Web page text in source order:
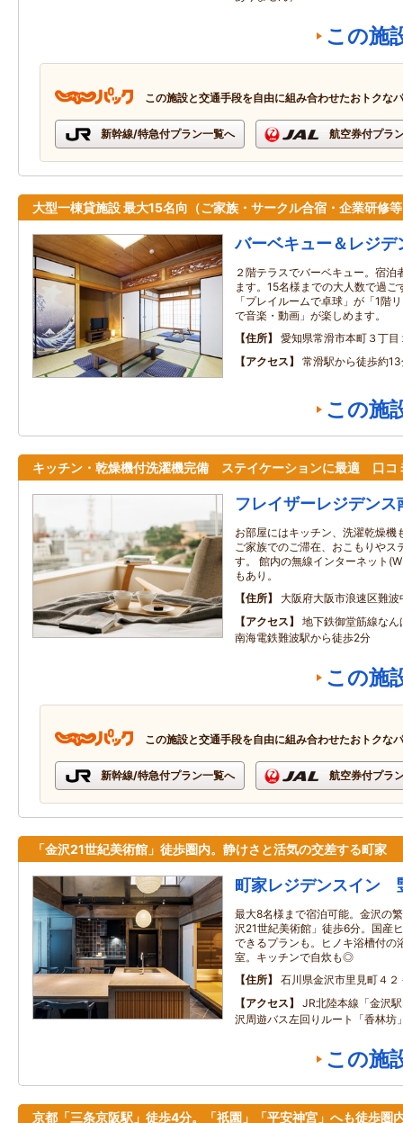
この施
この施設と交通手段を自由に組み合わせたおトクな
新幹線/特急付プラン一覧へ 航空券付プラ
大型一棟貸施設 最大15名向（ご家族・サークル合宿・企業研修
バーベキュー＆レジデ
２階テラスでバーベキュー。宿
ます。15名様までの大人数で過
「プレイルームで卓球」が「1階
で音楽・動画」が楽しめます。
住所
愛知県常滑市本町３丁目
アクセス
常滑駅から徒歩約
この施
キッチン・乾燥機付洗濯機完備 ステイケーションに最適 口コ
フレイザーレジデンス
お部屋にはキッチン、洗濯乾燥機
ご家族でのご滞在、おこもりやス
す。 館内の無線インターネット
もあり。
住所
大阪府大阪市浪速区難
アクセス
地下鉄御堂筋線な
南海電鉄難波駅から徒歩2分
この施
この施設と交通手段を自由に組み合わせたおトクな
新幹線/特急付プラン一覧へ 航空券付プラ
「金沢21世紀美術館」徒歩圏内。静けさと活気の交差する町家
町家レジデンスイン
最大8名様まで宿泊可能。金沢の
沢21世紀美術館」徒歩6分。国産
できるプランも。ヒノキ浴槽付の
室。キッチンで自炊も◎
住所
石川県金沢市里見町４２
アクセス
JR北陸本線「金沢
沢周遊バス左回りルート「香林坊
この施
京都「三条京阪駅」徒歩4分。「祇園」「平安神宮」へも徒歩圏